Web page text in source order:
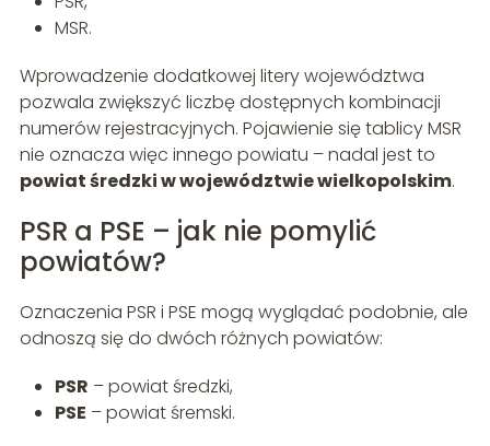
MSR.
Wprowadzenie dodatkowej litery województwa
pozwala zwiększyć liczbę dostępnych kombinacji
numerów rejestracyjnych. Pojawienie się tablicy MSR
nie oznacza więc innego powiatu – nadal jest to
powiat średzki w województwie wielkopolskim.
PSR a PSE – jak nie pomylić
powiatów?
Oznaczenia PSR i PSE mogą wyglądać podobnie, ale
odnoszą się do dwóch różnych powiatów:
PSR – powiat średzki,
PSE – powiat śremski.